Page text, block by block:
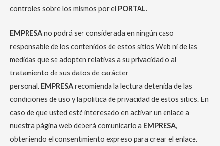
controles sobre los mismos por el PORTAL.
EMPRESAno podrá ser considerada en ningún caso
responsable de los contenidos de estos sitios Web ni de las
medidas que se adopten relativas a su privacidad o al
tratamiento de sus datos de carácter
personal. EMPRESArecomienda la lectura detenida de las
condiciones de uso y la política de privacidad de estos sitios. En
caso de que usted esté interesado en activar un enlace a
nuestra página web deberá comunicarlo a EMPRESA,
obteniendo el consentimiento expreso para crear el enlace.